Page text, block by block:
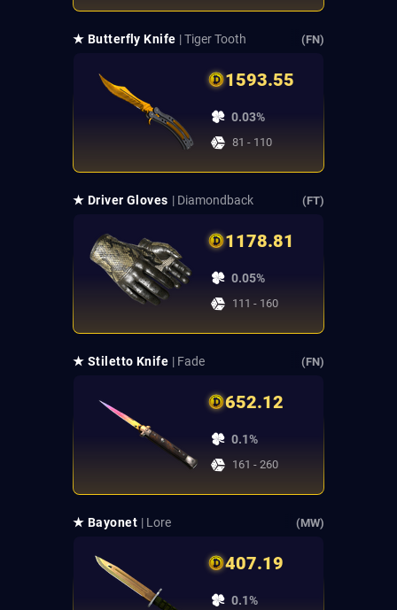
★ Butterfly Knife | Tiger Tooth (FN)
1593.55
0.03%
81 - 110
★ Driver Gloves | Diamondback (FT)
1178.81
0.05%
111 - 160
★ Stiletto Knife | Fade (FN)
652.12
0.1%
161 - 260
★ Bayonet | Lore (MW)
407.19
0.1%